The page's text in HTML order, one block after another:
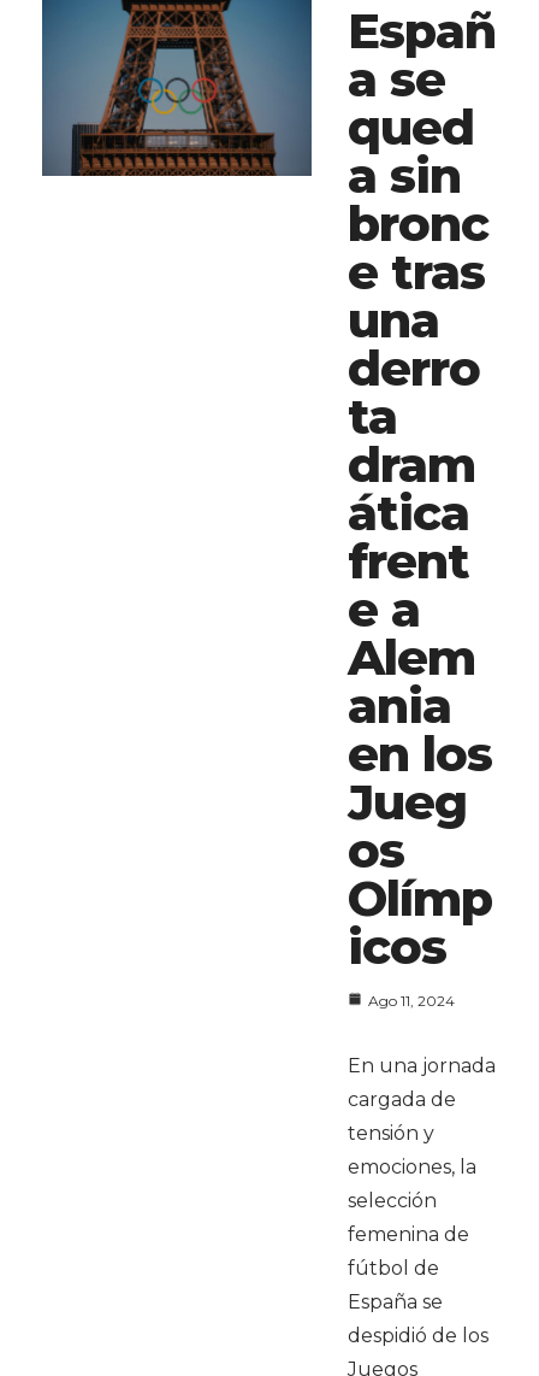
Españ
a se
qued
a sin
bronc
e tras
una
derro
ta
dram
ática
frent
e a
Alem
ania
en los
Jueg
os
Olímp
icos
Ago 11, 2024
En una jornada
cargada de
tensión y
emociones, la
selección
femenina de
fútbol de
España se
despidió de los
Juegos